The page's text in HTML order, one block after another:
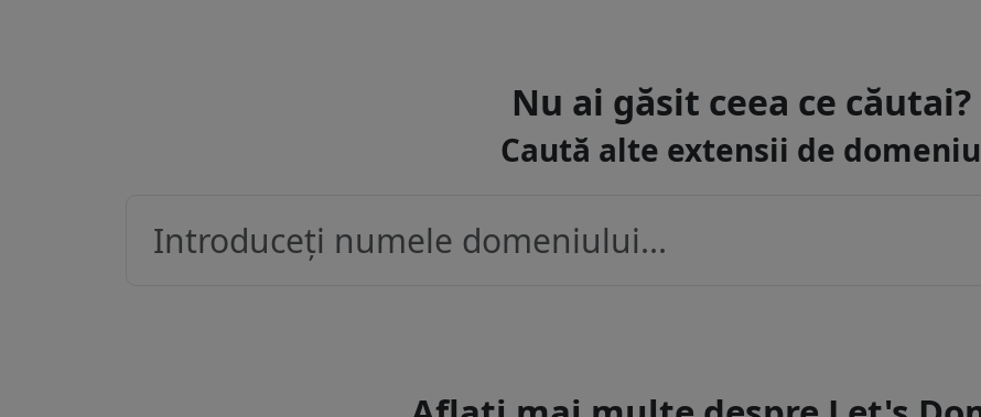
Nu ai găsit ceea ce căutai?
Caută alte extensii de domeniu